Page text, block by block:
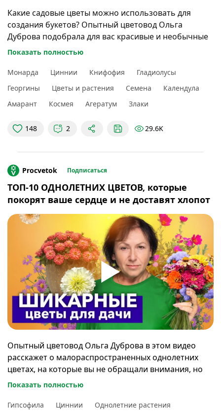
Какие садовые цветы можно использовать для
создания букетов? Опытный цветовод Ольга
Дуброва подобрала для вас красивые и необычные
растения, которые легко сможет вырастить даже
00:00В этом видео
Показать полностью
Монарда Циннии Книфофия
Гладиолусы
Георгины
Цветы и растения Семена
Календула
Амарант
Космея Агератум Злаки
148 2 29.6K
Procvetok Подписаться
ТОП-10 ОДНОЛЕТНИХ ЦВЕТОВ, которые
покорят ваше сердце и не доставят хлопот
Опытный цветовод Ольга Дуброва в этом видео
расскажет о малораспространенных однолетних
цветах, на которые вы не обращали внимания, но
они однозначно заслуживают места в любом саду.
много вашего внимания.
Показать полностью
Гипсофила Циннии
Однолетние растения